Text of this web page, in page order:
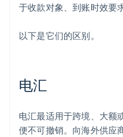
于收款对象、到账时效要
以下是它们的区别。
电汇
电汇最适用于跨境、大额
便不可撤销。向海外供应